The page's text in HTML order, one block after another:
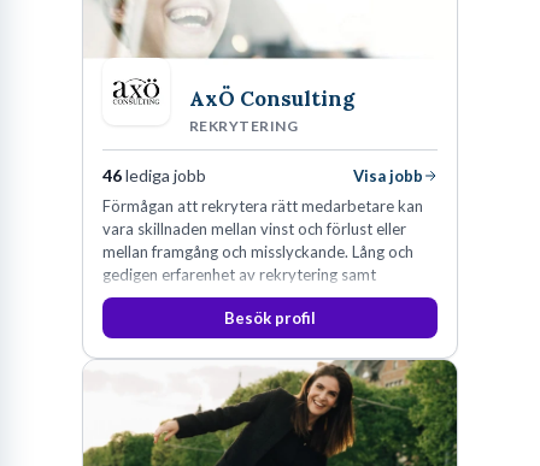
AxÖ Consulting
REKRYTERING
46lediga jobb
Visa jobb
Förmågan att rekrytera rätt medarbetare kan
vara skillnaden mellan vinst och förlust eller
mellan framgång och misslyckande. Lång och
gedigen erfarenhet av rekrytering samt
konsultverksamhet har lärt oss just det.
Besök profil